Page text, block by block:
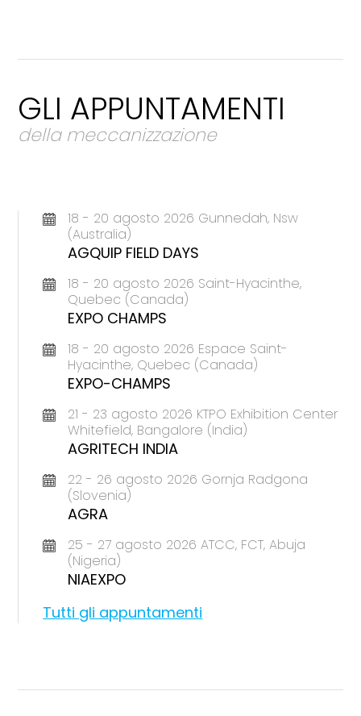
GLI APPUNTAMENTI
della meccanizzazione
18 - 20 agosto 2026 Gunnedah, Nsw
(Australia)
AGQUIP FIELD DAYS
18 - 20 agosto 2026 Saint-Hyacinthe,
Quebec (Canada)
EXPO CHAMPS
18 - 20 agosto 2026 Espace Saint-
Hyacinthe, Quebec (Canada)
EXPO-CHAMPS
21 - 23 agosto 2026 KTPO Exhibition Center
Whitefield, Bangalore (India)
AGRITECH INDIA
22 - 26 agosto 2026 Gornja Radgona
(Slovenia)
AGRA
25 - 27 agosto 2026 ATCC, FCT, Abuja
(Nigeria)
NIAEXPO
Tutti gli appuntamenti